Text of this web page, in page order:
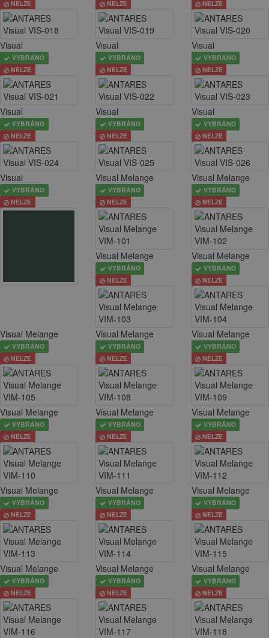
NELZE
NELZE
NELZE
Visual
VYBRÁNO
NELZE
Visual
VYBRÁNO
NELZE
Visual
VYBRÁNO
NELZE
Visual
VYBRÁNO
NELZE
Visual
VYBRÁNO
NELZE
Visual
VYBRÁNO
NELZE
Visual
VYBRÁNO
NELZE
Visual Melange
VYBRÁNO
NELZE
Visual Melange
VYBRÁNO
NELZE
Visual Melange
VYBRÁNO
NELZE
Visual Melange
VYBRÁNO
NELZE
Visual Melange
VYBRÁNO
NELZE
Visual Melange
VYBRÁNO
NELZE
Visual Melange
VYBRÁNO
NELZE
Visual Melange
VYBRÁNO
NELZE
Visual Melange
VYBRÁNO
NELZE
Visual Melange
VYBRÁNO
NELZE
Visual Melange
VYBRÁNO
NELZE
Visual Melange
VYBRÁNO
NELZE
Visual Melange
VYBRÁNO
NELZE
Visual Melange
VYBRÁNO
NELZE
Visual Melange
VYBRÁNO
NELZE
Visual Melange
VYBRÁNO
NELZE